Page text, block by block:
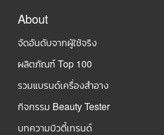
About
จัดอันดับจากผู้ใช้จริง
ผลิตภัณฑ์ Top 100
รวมแบรนด์เครื่องสำอาง
กิจกรรม Beauty Tester
บทความบิวตี้เทรนด์